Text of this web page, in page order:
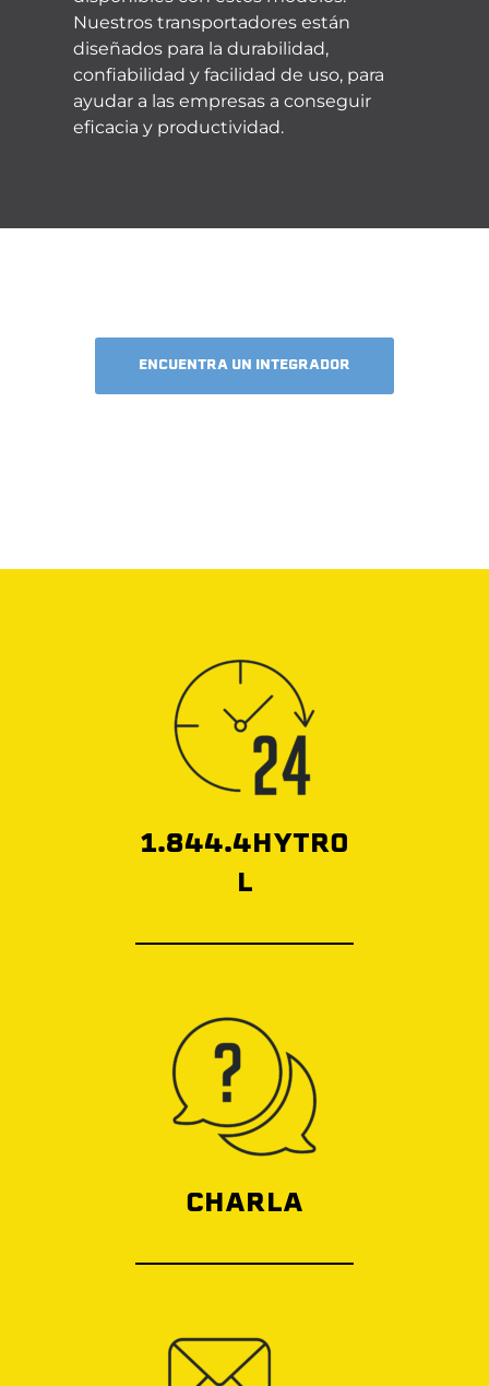
Nuestros transportadores están
diseñados para la durabilidad,
confiabilidad y facilidad de uso, para
ayudar a las empresas a conseguir
eficacia y productividad.
ENCUENTRA UN INTEGRADOR
1.844.4HYTRO
L
CHARLA